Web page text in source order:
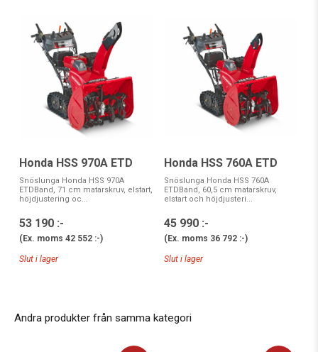
Honda HSS 970A ETD
Snöslunga Honda HSS 970A
ETDBand, 71 cm matarskruv, elstart,
höjdjustering oc...
53 190 :-
(Ex. moms 42 552 :-)
Slut i lager
Honda HSS 760A ETD
Snöslunga Honda HSS 760A
ETDBand, 60,5 cm matarskruv,
elstart och höjdjusteri...
45 990 :-
(Ex. moms 36 792 :-)
Slut i lager
Andra produkter från samma kategori